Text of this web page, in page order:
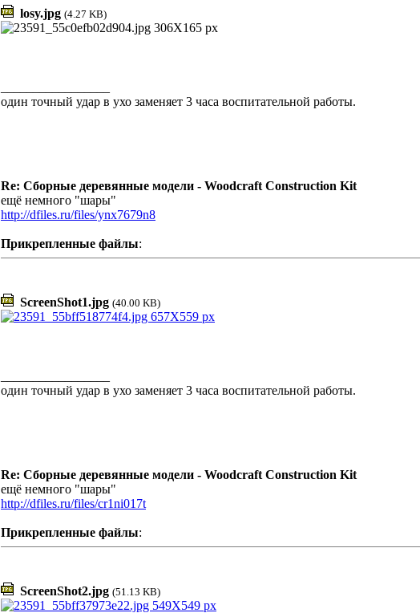
losy.jpg (4.27 KB)
один точный удар в ухо заменяет 3 часа воспитательной работы.
Re: Сборные деревянные модели - Woodcraft Construction Kit
ещё немного "шары"
http://dfiles.ru/files/ynx7679n8
Прикрепленные файлы:
ScreenShot1.jpg (40.00 KB)
один точный удар в ухо заменяет 3 часа воспитательной работы.
Re: Сборные деревянные модели - Woodcraft Construction Kit
ещё немного "шары"
http://dfiles.ru/files/cr1ni017t
Прикрепленные файлы:
ScreenShot2.jpg (51.13 KB)